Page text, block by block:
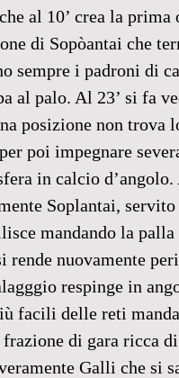
al 10’ crea la
di Sopòantai che
sempre i padroni di
al palo. Al 23’ si fa
posizione non trova
poi impegnare
in calcio d’angolo.
Soplantai,
mandando la palla
rende nuovamente
respinge in
facili delle reti
di gara ricca
Galli che si